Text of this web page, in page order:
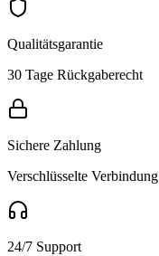
Qualitätsgarantie
30 Tage Rückgaberecht
Sichere Zahlung
Verschlüsselte Verbindung
24/7 Support